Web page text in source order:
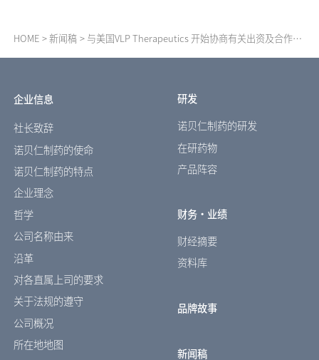
HOME 新闻稿 与美国VLP Therapeutics 开始协商有关出资及合作的事宜
企业信息
社长致辞
诺贝仁制药的使命
诺贝仁制药的特点
企业理念
哲学
公司名称由来
沿革
对各直属上司的要求
关于法规的遵守
公司概况
所在地地图
研发
诺贝仁制药的研发
在研药物
产品阵容
财务・业绩
财经摘要
资料库
品牌故事
新闻稿